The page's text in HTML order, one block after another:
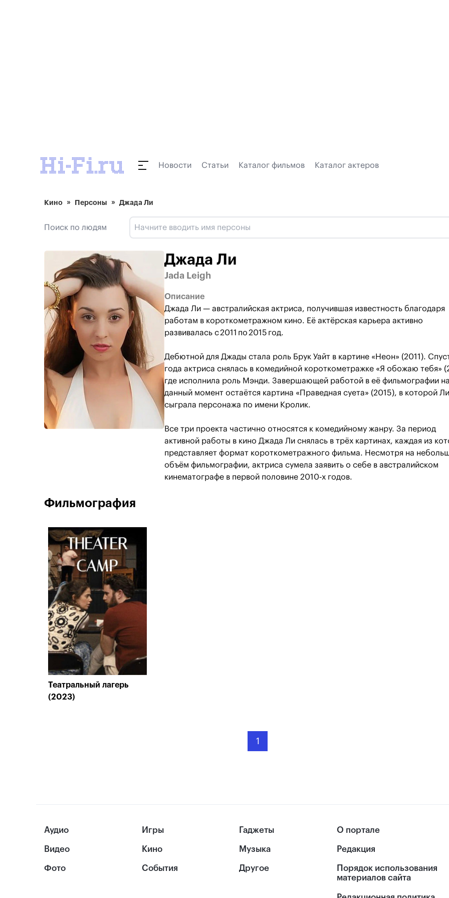
Новости Статьи Каталог фильмов Каталог актеров
Кино Персоны Джада Ли
Поиск по людям
Джада Ли
Jada Leigh
Описание
Джада Ли — австралийская актриса, получившая известность благодаря
работам в короткометражном кино. Её актёрская карьера активно
развивалась с 2011 по 2015 год.
Дебютной для Джады стала роль Брук Уайт в картине «Неон» (2011).
года актриса снялась в комедийной короткометражке «Я обожаю тебя»
где исполнила роль Мэнди. Завершающей работой в её фильмографии
данный момент остаётся картина «Праведная суета» (2015), в которой Ли
сыграла персонажа по имени Кролик.
Все три проекта частично относятся к комедийному жанру. За период
активной работы в кино Джада Ли снялась в трёх картинах, каждая из
представляет формат короткометражного фильма. Несмотря на
объём фильмографии, актриса сумела заявить о себе в австралийском
кинематографе в первой половине 2010‑х годов.
Фильмография
Театральный лагерь
(2023)
1
Аудио
Видео
Фото
Игры
Кино
События
Гаджеты
Музыка
Другое
О портале
Редакция
Порядок использования
материалов сайта